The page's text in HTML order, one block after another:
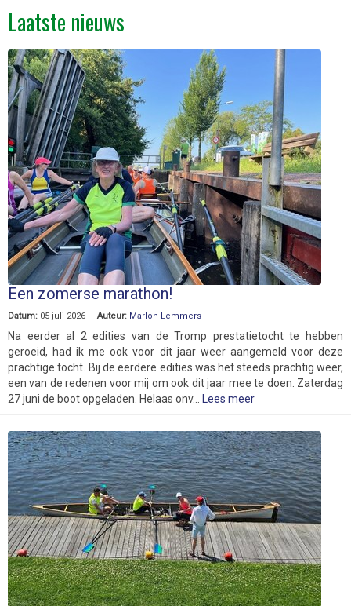
Laatste nieuws
Een zomerse marathon!
Datum: 05 juli 2026 -Auteur: Marlon Lemmers
Na eerder al 2 edities van de Tromp prestatietocht te hebben
geroeid, had ik me ook voor dit jaar weer aangemeld voor deze
prachtige tocht. Bij de eerdere edities was het steeds prachtig weer,
een van de redenen voor mij om ook dit jaar mee te doen. Zaterdag
27 juni de boot opgeladen. Helaas onv...
Lees meer